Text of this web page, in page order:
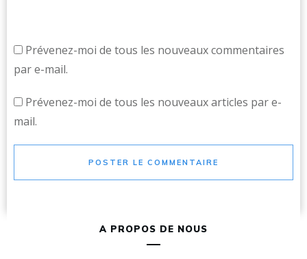
Prévenez-moi de tous les nouveaux commentaires
par e-mail.
Prévenez-moi de tous les nouveaux articles par e-
mail.
POSTER LE COMMENTAIRE
A PROPOS DE NOUS